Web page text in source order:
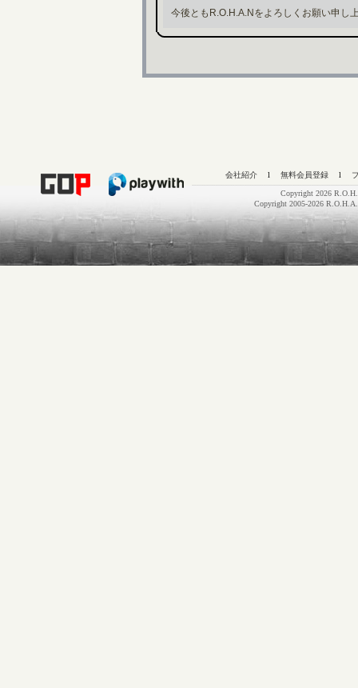
今後ともR.O.H.A.Nをよろしくお願い申し
会社紹介 l 無料会員登録 l
Copyright 2026
Copyright 2005-2026